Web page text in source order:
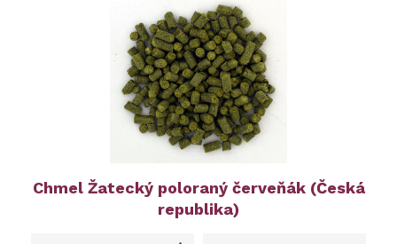
Chmel Žatecký poloraný červeňák (Česká
republika)